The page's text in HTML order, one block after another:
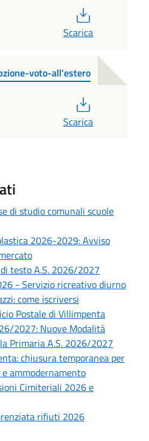
Scarica
voto-all'estero
Scarica
di studio comunali scuole
2026-2029: Avviso
testo A.S. 2026/2027
- Servizio ricreativo diurno
come iscriversi
Postale di Villimpenta
2027: Nuove Modalità
Primaria A.S. 2026/2027
chiusura temporanea per
ammodernamento
Cimiteriali 2026 e
rifiuti 2026